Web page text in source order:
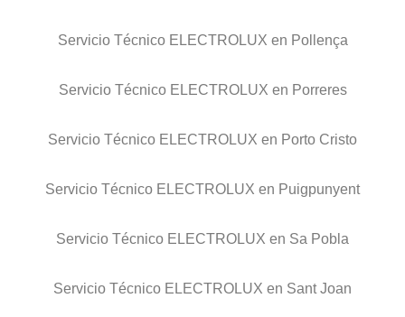
Servicio Técnico ELECTROLUX en Pollença
Servicio Técnico ELECTROLUX en Porreres
Servicio Técnico ELECTROLUX en Porto Cristo
Servicio Técnico ELECTROLUX en Puigpunyent
Servicio Técnico ELECTROLUX en Sa Pobla
Servicio Técnico ELECTROLUX en Sant Joan